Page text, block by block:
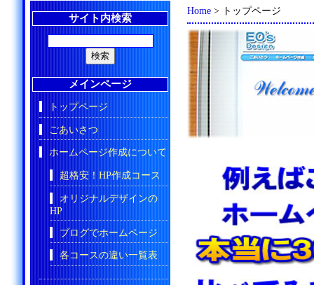
Home > トップページ
サイト内検索
メインページ
トップページ
ごあいさつ
ホームページ作成について
超格安！HP作成コース
オリジナルデザインの
HP
ブログでホームページ
各コースの違い一覧表